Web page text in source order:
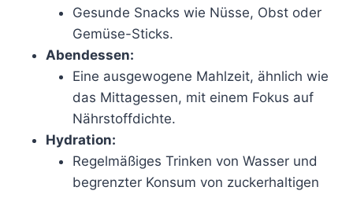
Gesunde Snacks wie Nüsse, Obst oder
Gemüse-Sticks.
Abendessen:
Eine ausgewogene Mahlzeit, ähnlich wie
das Mittagessen, mit einem Fokus auf
Nährstoffdichte.
Hydration:
Regelmäßiges Trinken von Wasser und
begrenzter Konsum von zuckerhaltigen